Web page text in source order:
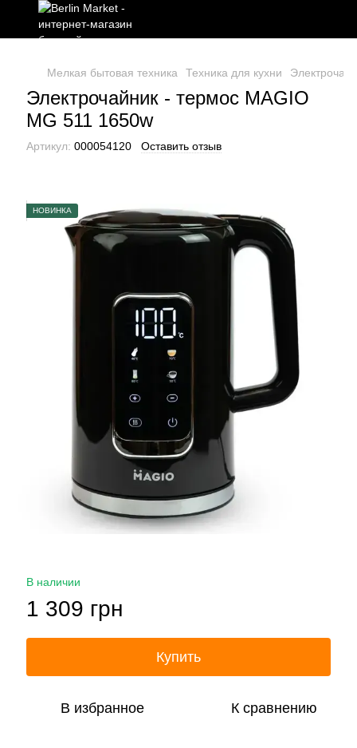
Мелкая бытовая техника Техника для кухни
Электрочайник - термос MAGIO
МG 511 1650w
Артикул: 000054120 Оставить отзыв
НОВИНКА
В наличии
1 309 грн
Купить
В избранное К сравнению